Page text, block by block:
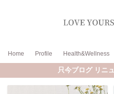
Home Profile Health&Wellness
只今ブログ リニ